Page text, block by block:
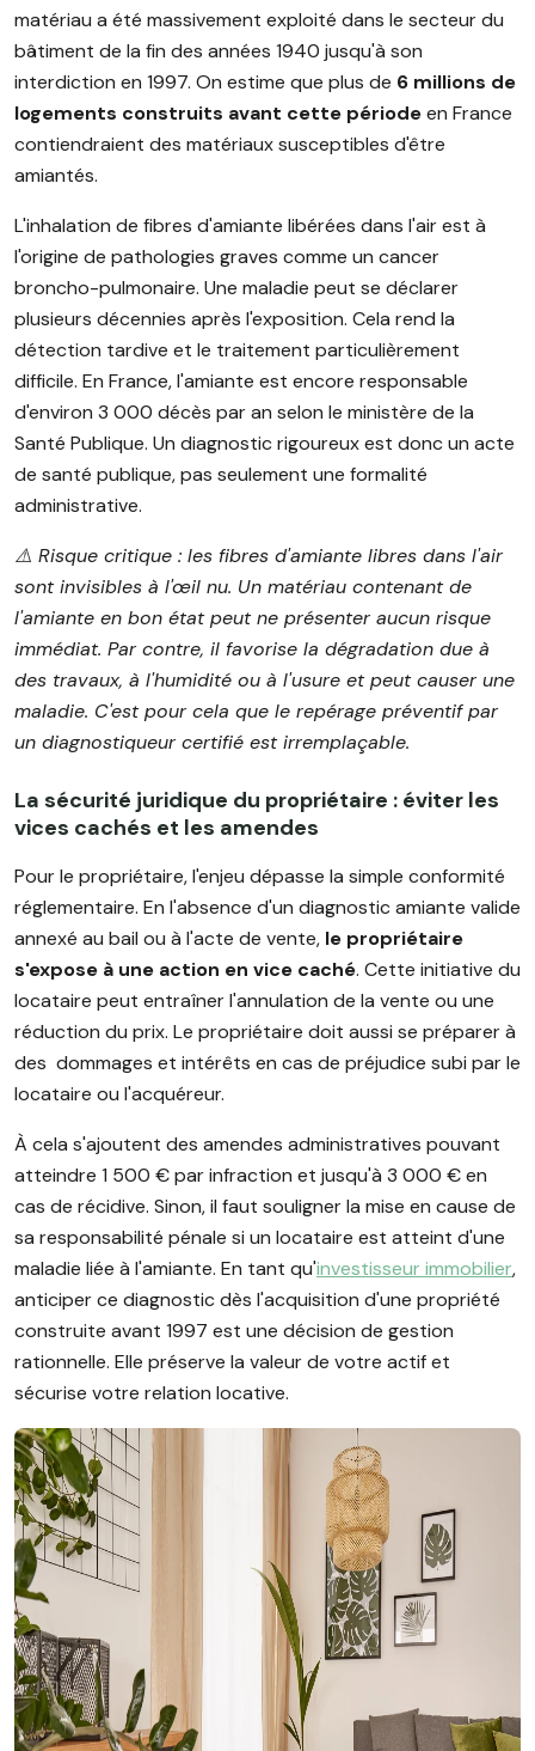
matériau a été massivement exploité dans le secteur du
bâtiment de la fin des années 1940 jusqu'à son
interdiction en 1997. On estime que plus de 6 millions de
logements construits avant cette périodeen France
contiendraient des matériaux susceptibles d'être
amiantés.
L'inhalation de fibres d'amiante libérées dans l'air est à
l'origine de pathologies graves comme un cancer
broncho-pulmonaire. Une maladie peut se déclarer
plusieurs décennies après l'exposition. Cela rend la
détection tardive et le traitement particulièrement
difficile. En France, l'amiante est encore responsable
d'environ 3 000 décès par an selon le ministère de la
Santé Publique. Un diagnostic rigoureux est donc un acte
de santé publique, pas seulement une formalité
administrative.
⚠️ Risque critique : les fibres d'amiante libres dans l'air
sont invisibles à l'œil nu. Un matériau contenant de
l'amiante en bon état peut ne présenter aucun risque
immédiat. Par contre, il favorise la dégradation due à
des travaux, à l'humidité ou à l'usure et peut causer une
maladie. C'est pour cela que le repérage préventif par
un diagnostiqueur certifié est irremplaçable.
La sécurité juridique du propriétaire : éviter les
vices cachés et les amendes
Pour le propriétaire, l'enjeu dépasse la simple conformité
réglementaire. En l'absence d'un diagnostic amiante valide
annexé au bail ou à l'acte de vente, le propriétaire
s'expose à une action en vice caché. Cette initiative du
locataire peut entraîner l'annulation de la vente ou une
réduction du prix. Le propriétaire doit aussi se préparer à
des dommages et intérêts en cas de préjudice subi par le
locataire ou l'acquéreur.
À cela s'ajoutent des amendes administratives pouvant
atteindre 1 500 € par infraction et jusqu'à 3 000 € en
cas de récidive. Sinon, il faut souligner la mise en cause de
sa responsabilité pénale si un locataire est atteint d'une
maladie liée à l'amiante. En tant qu'investisseur immobilier,
anticiper ce diagnostic dès l'acquisition d'une propriété
construite avant 1997 est une décision de gestion
rationnelle. Elle préserve la valeur de votre actif et
sécurise votre relation locative.